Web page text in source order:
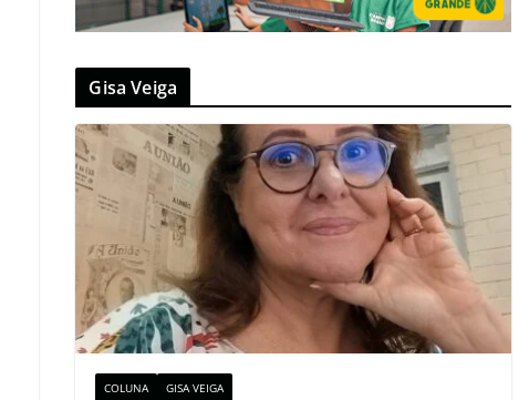
Gisa Veiga
COLUNA GISA VEIGA